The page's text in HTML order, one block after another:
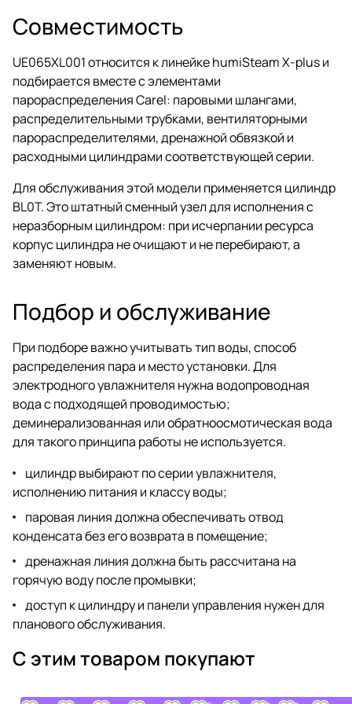
Совместимость
UE065XL001 относится к линейке humiSteam X-plus и
подбирается вместе с элементами
парораспределения Carel: паровыми шлангами,
распределительными трубками, вентиляторными
парораспределителями, дренажной обвязкой и
расходными цилиндрами соответствующей серии.
Для обслуживания этой модели применяется цилиндр
BL0T. Это штатный сменный узел для исполнения с
неразборным цилиндром: при исчерпании ресурса
корпус цилиндра не очищают и не перебирают, а
заменяют новым.
Подбор и обслуживание
При подборе важно учитывать тип воды, способ
распределения пара и место установки. Для
электродного увлажнителя нужна водопроводная
вода с подходящей проводимостью;
деминерализованная или обратноосмотическая вода
для такого принципа работы не используется.
цилиндр выбирают по серии увлажнителя,
исполнению питания и классу воды;
паровая линия должна обеспечивать отвод
конденсата без его возврата в помещение;
дренажная линия должна быть рассчитана на
горячую воду после промывки;
доступ к цилиндру и панели управления нужен для
планового обслуживания.
С этим товаром покупают